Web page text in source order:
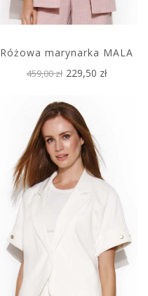
Różowa marynarka MALA
459,00 zł 229,50 zł